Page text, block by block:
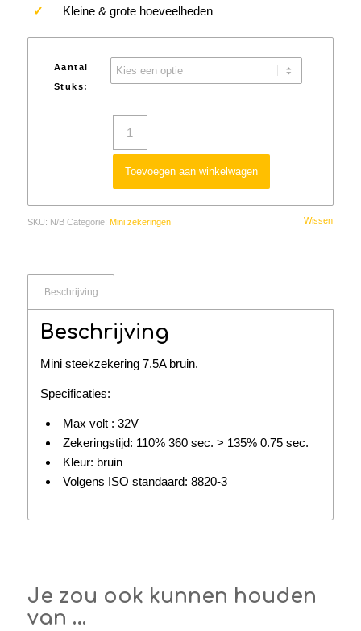
✓ Kleine & grote hoeveelheden
Aantal
Stuks:
Wissen
Toevoegen aan winkelwagen
SKU: N/B Categorie: Mini zekeringen
Beschrijving
Beschrijving
Mini steekzekering 7.5A bruin.
Specificaties:
Max volt : 32V
Zekeringstijd: 110% 360 sec. > 135% 0.75 sec.
Kleur: bruin
Volgens ISO standaard: 8820-3
Je zou ook kunnen houden
van …